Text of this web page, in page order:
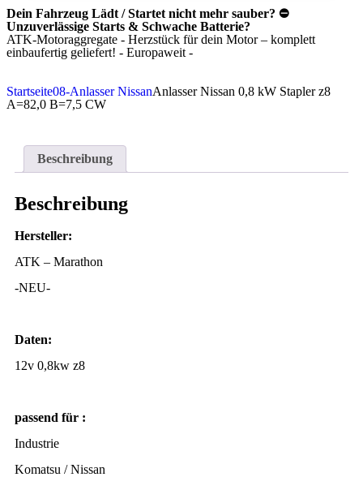
Dein Fahrzeug Lädt / Startet nicht mehr sauber? ⛔
Unzuverlässige Starts & Schwache Batterie?
ATK-Motoraggregate - Herzstück für dein Motor – komplett
einbaufertig geliefert! - Europaweit -
Startseite08-Anlasser NissanAnlasser Nissan 0,8 kW Stapler z8
A=82,0 B=7,5 CW
Beschreibung
Beschreibung
Hersteller:
ATK – Marathon
-NEU-
Daten:
12v 0,8kw z8
passend für :
Industrie
Komatsu / Nissan